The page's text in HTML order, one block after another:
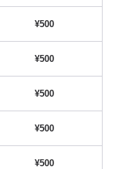
¥500
¥500
¥500
¥500
¥500